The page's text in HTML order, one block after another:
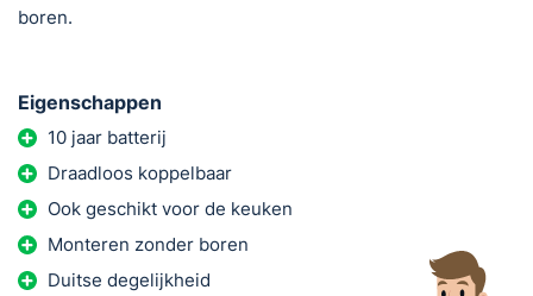
boren.
Eigenschappen
10 jaar batterij
Draadloos koppelbaar
Ook geschikt voor de keuken
Monteren zonder boren
Duitse degelijkheid